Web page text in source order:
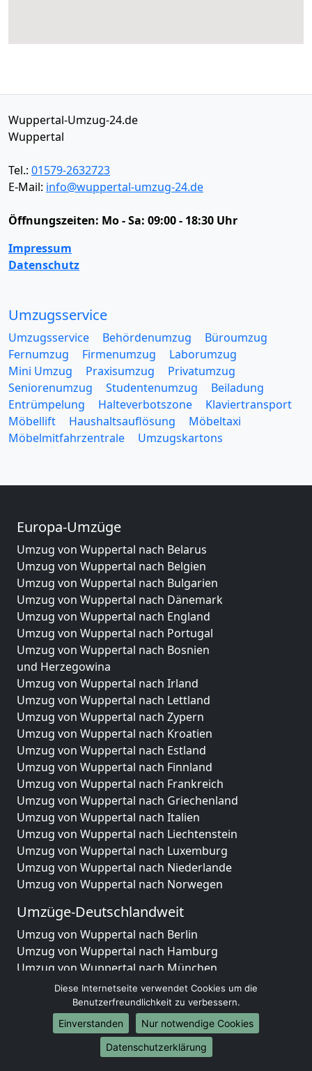
Wuppertal-Umzug-24.de
Wuppertal
Tel.: 01579-2632723
E-Mail: info@wuppertal-umzug-24.de
Öffnungszeiten: Mo - Sa: 09:00 - 18:30 Uhr
Impressum
Datenschutz
Umzugsservice
Umzugsservice Behördenumzug
Büroumzug
Fernumzug
Firmenumzug
Laborumzug
Mini Umzug
Praxisumzug
Privatumzug
Seniorenumzug
Studentenumzug
Beiladung
Entrümpelung
Halteverbotszone
Klaviertransport
Möbellift
Haushaltsauflösung
Möbeltaxi
Möbelmitfahrzentrale
Umzugskartons
Europa-Umzüge
Umzug von Wuppertal nach Belarus
Umzug von Wuppertal nach Belgien
Umzug von Wuppertal nach Bulgarien
Umzug von Wuppertal nach Dänemark
Umzug von Wuppertal nach England
Umzug von Wuppertal nach Portugal
Umzug von Wuppertal nach Bosnien
und Herzegowina
Umzug von Wuppertal nach Irland
Umzug von Wuppertal nach Lettland
Umzug von Wuppertal nach Zypern
Umzug von Wuppertal nach Kroatien
Umzug von Wuppertal nach Estland
Umzug von Wuppertal nach Finnland
Umzug von Wuppertal nach Frankreich
Umzug von Wuppertal nach Griechenland
Umzug von Wuppertal nach Italien
Umzug von Wuppertal nach Liechtenstein
Umzug von Wuppertal nach Luxemburg
Umzug von Wuppertal nach Niederlande
Umzug von Wuppertal nach Norwegen
Umzüge-Deutschlandweit
Umzug von Wuppertal nach Berlin
Umzug von Wuppertal nach Hamburg
Umzug von Wuppertal nach München
Umzug von Wuppertal nach Köln
Umzug von Wuppertal nach Frankfurt am Main
Umzug von Wuppertal nach Stuttgart
Umzug von Wuppertal nach Düsseldorf
Umzug von Wuppertal nach Leipzig
Diese Internetseite verwendet Cookies um die
Benutzerfreundlichkeit zu verbessern.
Einverstanden
Nur notwendige Cookies
Datenschutzerklärung